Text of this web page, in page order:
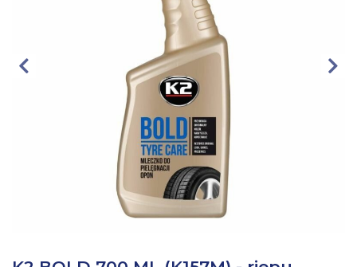
Jauni auto
Lietoti auto
Kontakti
LV EN